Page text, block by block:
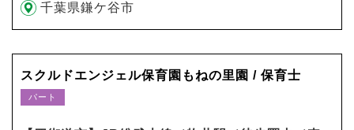
千葉県鎌ケ谷市
スクルドエンジェル保育園もねの里園 / 保育士
パート